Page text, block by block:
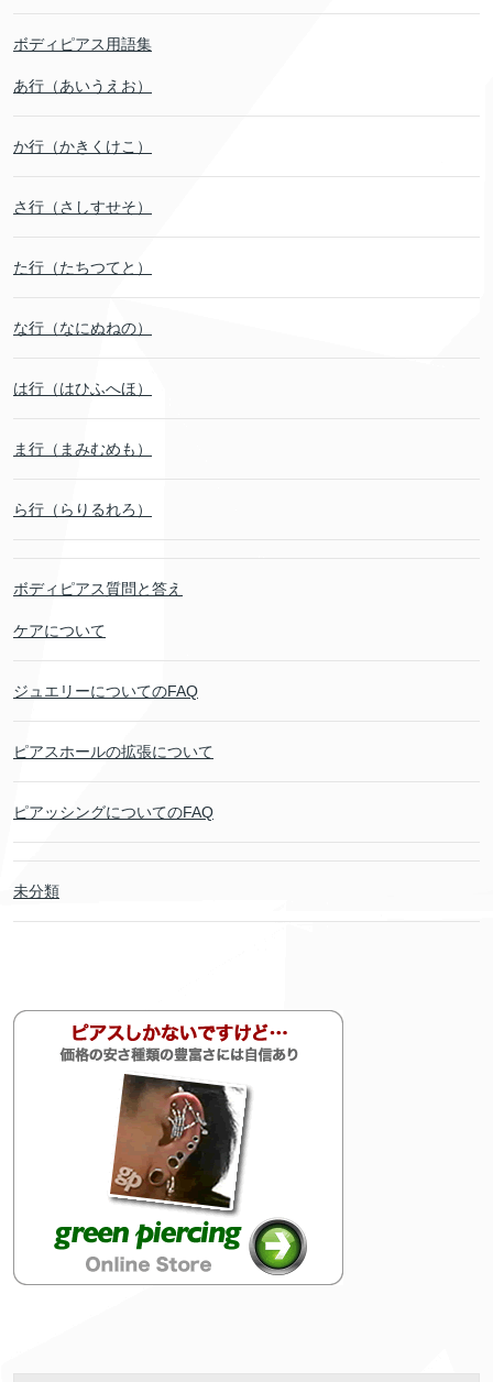
ボディピアス用語集
あ行（あいうえお）
か行（かきくけこ）
さ行（さしすせそ）
た行（たちつてと）
な行（なにぬねの）
は行（はひふへほ）
ま行（まみむめも）
ら行（らりるれろ）
ボディピアス質問と答え
ケアについて
ジュエリーについてのFAQ
ピアスホールの拡張について
ピアッシングについてのFAQ
未分類